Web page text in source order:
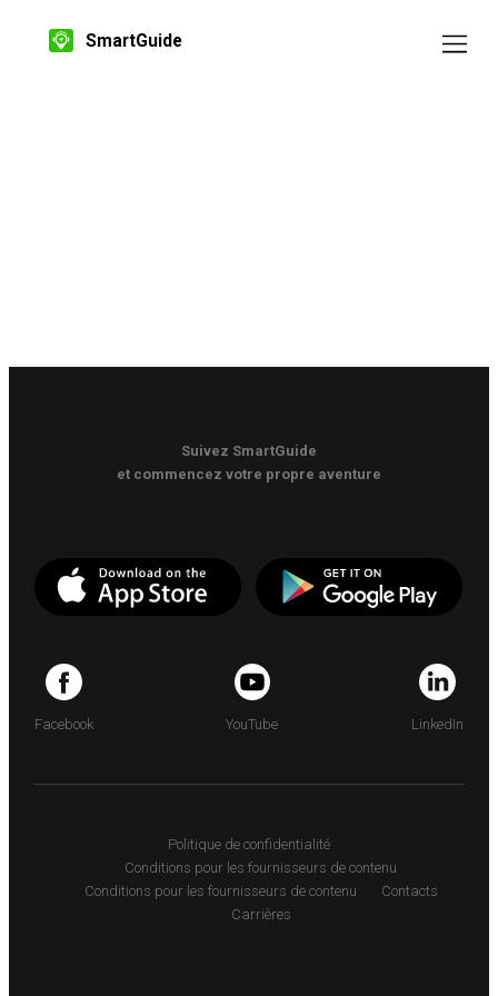
SmartGuide
Suivez SmartGuide
et commencez votre propre aventure
Facebook YouTube LinkedIn
Politique de confidentialité
Conditions pour les fournisseurs de contenu
Conditions pour les fournisseurs de contenu
Contacts
Carrières